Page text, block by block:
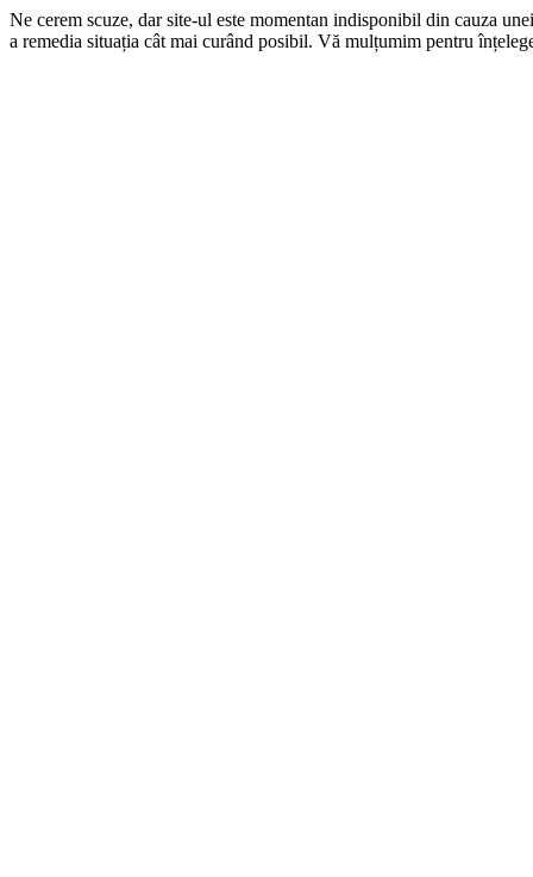
Ne cerem scuze, dar site-ul este momentan indisponibil din cauza
a remedia situația cât mai curând posibil. Vă mulțumim pentru